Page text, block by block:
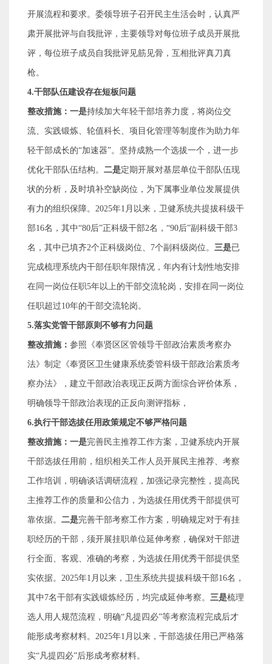
开展流程和要求。委领导班子召开民主生活会时，认真严
肃开展批评与自我批评，主要领导对每位班子成员开展批
评，每位班子成员自我批评见筋见骨，互相批评真刀真
枪。
4.干部队伍建设存在短板问题
整改措施：一是持续加大年轻干部培养力度，将岗位交
流、实践锻炼、轮值科长、项目化管理等制度作为助力年
轻干部成长的“加速器”。坚持成熟一个选拔一个，进一步
优化干部队伍结构。 二是定期开展对基层单位干部队伍现
状的分析，及时填补空缺岗位，为下属事业单位发展提供
有力的组织保障。 2025年1 月以来，卫健系统共提拔科级干
部16名，其中“80后”正科级干部2名， “90后”副科级干部3
名，其中已填齐2个正科级岗位、 7个副科级岗位。 三是已
完成梳理系统内干部任职年限情况，年内有计划性地安排
在同一岗位任职5年以上的干部交流轮岗，安排在同一岗位
任职超过10年的干部交流轮岗。
5.落实党管干部原则不够有力问题
整改措施： 参照《奉贤区区管领导干部政治素质考察办
法》制定《奉贤区卫生健康系统委管科级干部政治素质考
察办法》，建立干部政治表现正反两方面综合评价体系，
明确领导干部政治表现的正反向测评指标，
6.执行干部选拔任用政策规定不够严格问题
整改措施：一是完善民主推荐工作方案，卫健系统内开展
干部选拔任用前，组织相关工作人员开展民主推荐、考察
工作培训，明确谈话调研流程，加强记录完整性，提高民
主推荐工作的质量和公信力，为选拔任用优秀干部提供可
靠依据。 二是完善干部考察工作方案，明确规定对于有挂
职经历的干部，须开展挂职单位延伸考察，确保对干部进
行全面、客观、准确的考察，为选拔任用优秀干部提供坚
实依据。 2025年1 月以来，卫生系统共提拔科级干部16名，
其中 7名干部有实践锻炼经历，均完成延伸考察。 三是梳理
选人用人规范流程，明确“凡提四必”等考察流程完成后才
能形成考察材料。 2025年1 月以来，干部选拔任用已严格落
实“凡提四必”后形成考察材料。